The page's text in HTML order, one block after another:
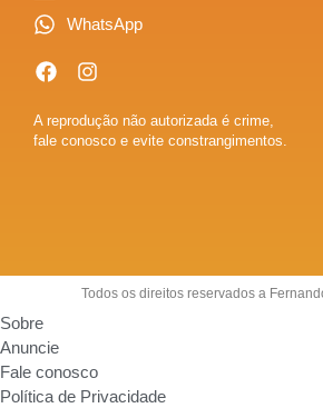
WhatsApp
A reprodução não autorizada é crime,
fale conosco e evite constrangimentos.
Todos os direitos reservados a
Sobre
Anuncie
Fale conosco
Política de Privacidade